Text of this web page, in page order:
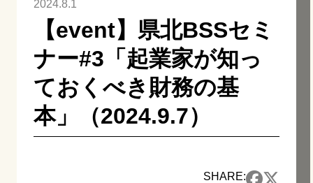
2024.8.1
【event】県北BSSセミ
ナー#3「起業家が知っ
ておくべき財務の基
本」（2024.9.7）
SHARE: